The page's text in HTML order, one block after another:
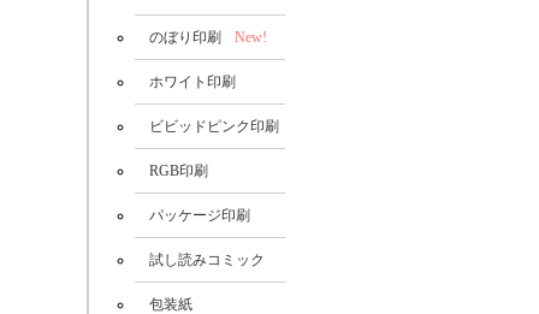
のぼり印刷 New!
ホワイト印刷
ビビッドピンク印刷
RGB印刷
パッケージ印刷
試し読みコミック
包装紙